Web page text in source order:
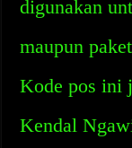
digunakan
maupun
Kode pos ini
Kendal